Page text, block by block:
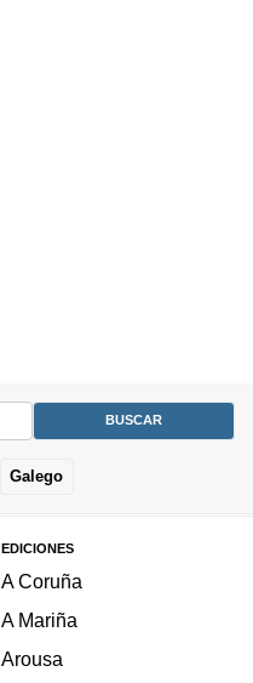
Galego
EDICIONES
A Coruña
A Mariña
Arousa